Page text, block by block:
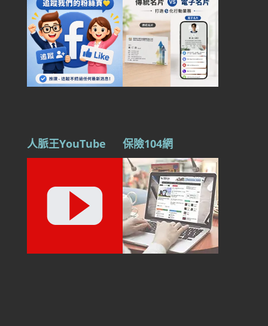
人脈王YouTube 保險104網